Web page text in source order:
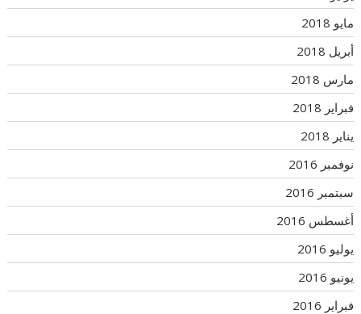
مايو 2018
أبريل 2018
مارس 2018
فبراير 2018
يناير 2018
نوفمبر 2016
سبتمبر 2016
أغسطس 2016
يوليو 2016
يونيو 2016
فبراير 2016